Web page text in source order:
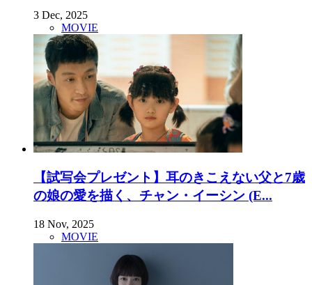
3 Dec, 2025
MOVIE
【試写会プレゼント】耳のきこえない父と7歳
の娘の愛を描く、チャン・イーシン (E...
18 Nov, 2025
MOVIE